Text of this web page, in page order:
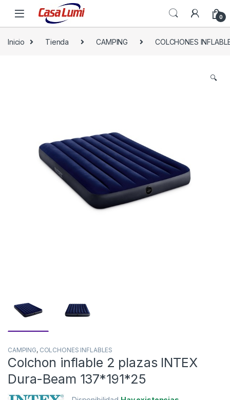
0
Inicio Tienda CAMPING COLCHONES
🔍
CAMPING, COLCHONES INFLABLES
Colchon inflable 2 plazas INTEX
Dura-Beam 137*191*25